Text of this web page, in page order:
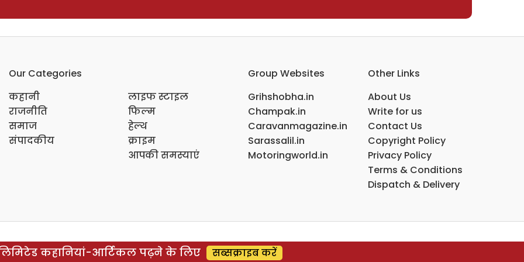
Our Categories
कहानी
राजनीति
समाज
संपादकीय
लाइफ स्टाइल
फिल्म
हेल्थ
क्राइम
आपकी समस्याएं
Group Websites
Grihshobha.in
Champak.in
Caravanmagazine.in
Sarassalil.in
Motoringworld.in
Other Links
About Us
Write for us
Contact Us
Copyright Policy
Privacy Policy
Terms & Conditions
Dispatch & Delivery
कहानियां-आर्टिकल पढ़ने के लिए सब्सक्राइब करें